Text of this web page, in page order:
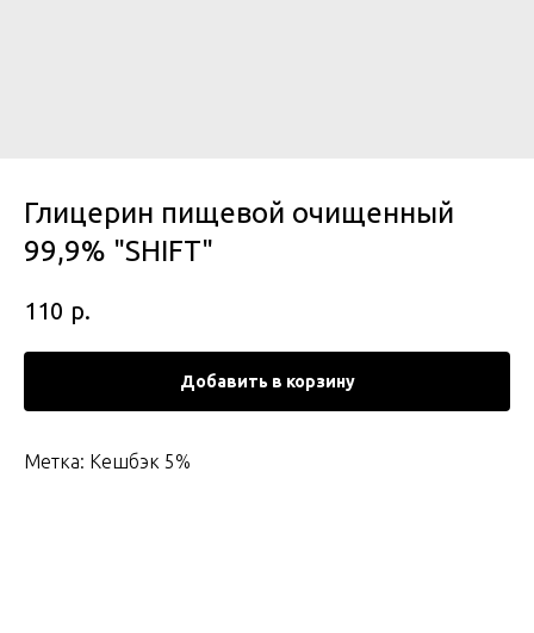
Глицерин пищевой очищенный
99,9% "SHIFT"
110 р.
Добавить в корзину
Метка: Кешбэк 5%